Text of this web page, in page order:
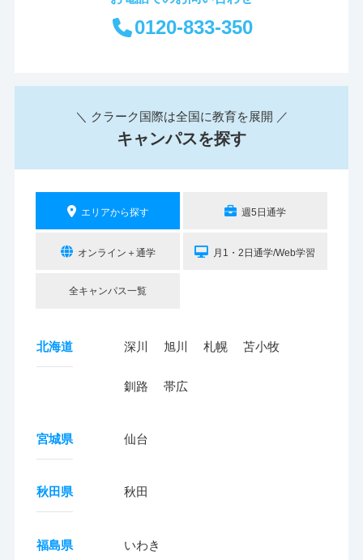
0120-833-350
＼ クラーク国際は全国に教育を展開 ／
キャンパスを探す
エリアから探す 週5日通学
オンライン＋通学 月1・2日通学/Web学習
全キャンパス一覧
北海道 深川 旭川 札幌 苫小牧
釧路 帯広
宮城県 仙台
秋田県 秋田
福島県 いわき